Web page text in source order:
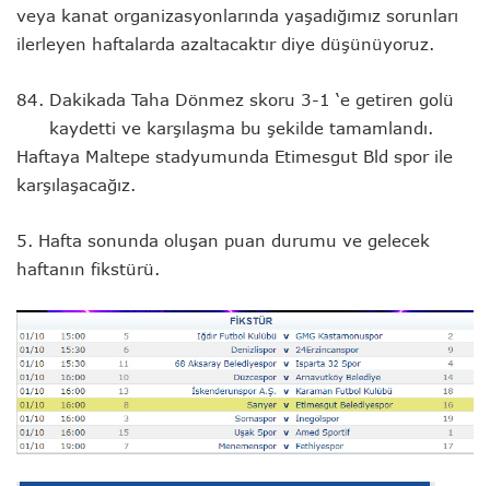
veya kanat organizasyonlarında yaşadığımız sorunları
ilerleyen haftalarda azaltacaktır diye düşünüyoruz.
Dakikada Taha Dönmez skoru 3-1 ‘e getiren golü
kaydetti ve karşılaşma bu şekilde tamamlandı.
Haftaya Maltepe stadyumunda Etimesgut Bld spor ile
karşılaşacağız.
5. Hafta sonunda oluşan puan durumu ve gelecek
haftanın fikstürü.